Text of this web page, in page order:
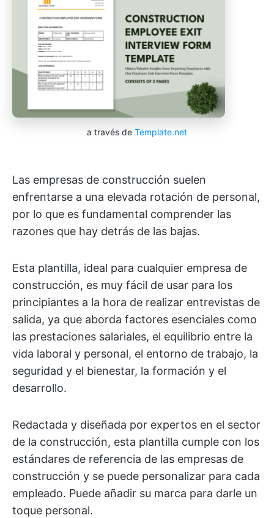
a través de Template.net
Las empresas de construcción suelen
enfrentarse a una elevada rotación de personal,
por lo que es fundamental comprender las
razones que hay detrás de las bajas.
Esta plantilla, ideal para cualquier empresa de
construcción, es muy fácil de usar para los
principiantes a la hora de realizar entrevistas de
salida, ya que aborda factores esenciales como
las prestaciones salariales, el equilibrio entre la
vida laboral y personal, el entorno de trabajo, la
seguridad y el bienestar, la formación y el
desarrollo.
Redactada y diseñada por expertos en el sector
de la construcción, esta plantilla cumple con los
estándares de referencia de las empresas de
construcción y se puede personalizar para cada
empleado. Puede añadir su marca para darle un
toque personal.